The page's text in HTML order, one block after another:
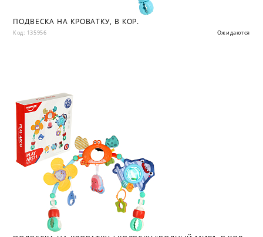
ПОДВЕСКА НА КРОВАТКУ, В КОР.
Код: 135956 Ожидаются